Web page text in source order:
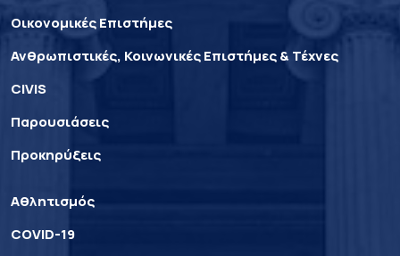
Οικονομικές Επιστήμες
Ανθρωπιστικές, Κοινωνικές Επιστήμες & Τέχνες
CIVIS
Παρουσιάσεις
Προκηρύξεις
Αθλητισμός
COVID-19